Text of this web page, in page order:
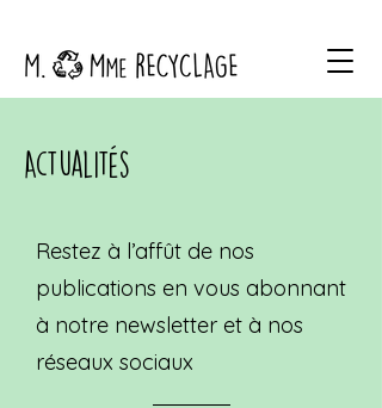
Actualités
Restez à l’affût de nos
publications en vous abonnant
à notre newsletter et à nos
réseaux sociaux